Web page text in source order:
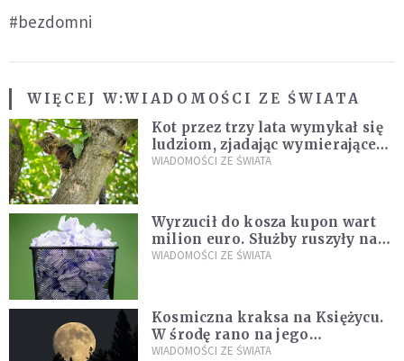
#bezdomni
WIĘCEJ W:WIADOMOŚCI ZE ŚWIATA
Kot przez trzy lata wymykał się
ludziom, zjadając wymierające
kaczki. W końcu popełnił
WIADOMOŚCI ZE ŚWIATA
Wyrzucił do kosza kupon wart
milion euro. Służby ruszyły na
poszukiwania
WIADOMOŚCI ZE ŚWIATA
Kosmiczna kraksa na Księżycu.
W środę rano na jego
powierzchni dojdzie do
WIADOMOŚCI ZE ŚWIATA